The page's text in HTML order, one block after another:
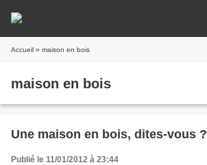
Accueil » maison en bois
maison en bois
Une maison en bois, dites-vous ?
Publié le 11/01/2012 à 23:44